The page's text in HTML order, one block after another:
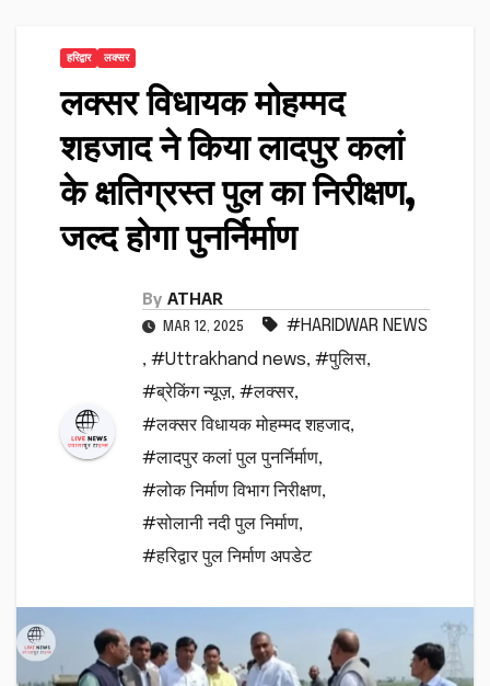
हरिद्वार लक्सर
लक्सर विधायक मोहम्मद
शहजाद ने किया लादपुर कलां
के क्षतिग्रस्त पुल का निरीक्षण,
जल्द होगा पुनर्निर्माण
By ATHAR
MAR 12, 2025
#HARIDWAR NEWS
, #Uttrakhand news, #पुलिस,
#ब्रेकिंग न्यूज़, #लक्सर,
#लक्सर विधायक मोहम्मद शहजाद,
#लादपुर कलां पुल पुनर्निर्माण,
#लोक निर्माण विभाग निरीक्षण,
#सोलानी नदी पुल निर्माण,
#हरिद्वार पुल निर्माण अपडेट